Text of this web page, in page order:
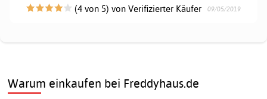
(4 von 5) von Verifizierter Käufer 09/05/2019
Warum einkaufen bei Freddyhaus.de